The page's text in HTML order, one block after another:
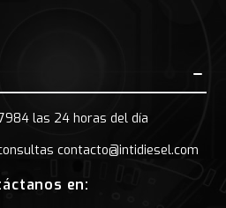
las 24 horas del día
contacto@intidiesel.com
en: